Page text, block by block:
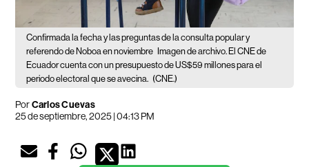
Confirmada la fecha y las preguntas de la consulta popular y
referendo de Noboa en noviembre Imagen de archivo. El CNE de
Ecuador cuenta con un presupuesto de US$59 millones para el
periodo electoral que se avecina. (CNE.)
PorCarlos Cuevas
25 de septiembre, 2025 | 04:13 PM